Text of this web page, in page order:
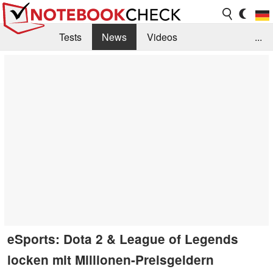
Tests News
Videos
...
eSports: Dota 2 & League of Legends
locken mit Millionen-Preisgeldern